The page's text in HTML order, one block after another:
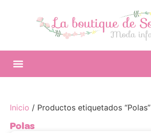
Inicio / Productos etiquetados “Polas”
Polas